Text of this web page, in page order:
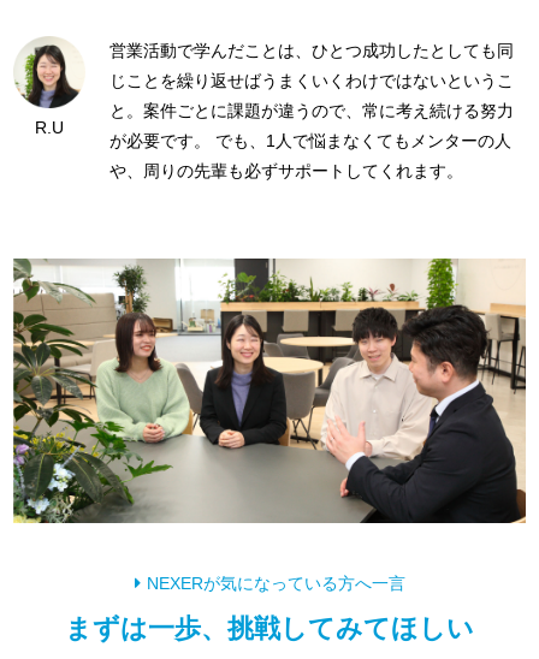
R.U
営業活動で学んだことは、ひとつ成功したとしても同
じことを繰り返せばうまくいくわけではないというこ
と。案件ごとに課題が違うので、常に考え続ける努力
が必要です。 でも、1人で悩まなくてもメンターの人
や、周りの先輩も必ずサポートしてくれます。
NEXERが気になっている方へ一言
まずは一歩、挑戦してみてほしい